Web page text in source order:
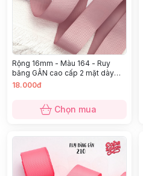
Rộng 16mm - Màu 164 - Ruy
băng GÂN cao cấp 2 mặt dày
dặn
18.000đ
Chọn mua